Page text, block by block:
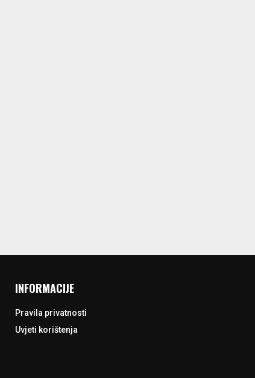
INFORMACIJE
Pravila privatnosti
Uvjeti korištenja